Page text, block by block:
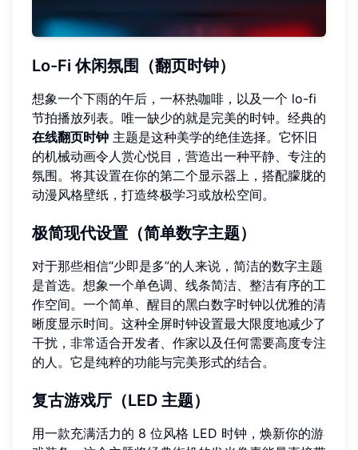
Lo-Fi 休闲氛围（翻页时钟）
想象一个下雨的午后，一杯热咖啡，以及一个 lo-fi
节拍播放列表。唯一缺少的就是完美的时钟。经典的
在线翻页时钟 主题是这种美学的绝佳选择。它怀旧
的机械动画令人赏心悦目，营造出一种平静、专注的
氛围。将其设置在你的第二个显示器上，搭配朦胧的
动漫风格壁纸，打造终极学习或放松空间。
极简现代设置（简单数字主题）
对于那些相信“少即是多”的人来说，简洁的数字主题
是首选。想象一个单色调、线条简洁、整洁有序的工
作空间。一个简单、醒目的黑白数字时钟以优雅的清
晰度显示时间。这种全屏时钟设置最大限度地减少了
干扰，非常适合开发者、作家以及任何需要高度专注
的人。它是纯粹的功能与完美形式的结合。
复古游戏厅（LED 主题）
用一款充满活力的 8 位风格 LED 时钟，焕新你的游